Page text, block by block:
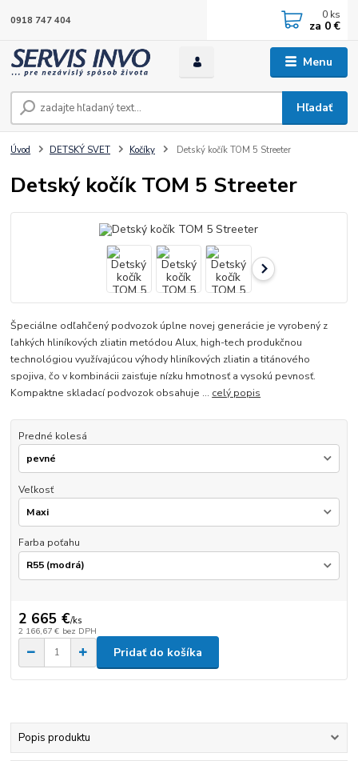
Menu
Hľadať
0918 747 404 0 ks
za 0 €
Úvod DETSKÝ SVET Kočíky Detský kočík TOM 5 Streeter
Detský kočík TOM 5 Streeter
Špeciálne odľahčený podvozok úplne novej generácie je vyrobený z
ľahkých hliníkových zliatin metódou Alux, high-tech produkčnou
technológiou využívajúcou výhody hliníkových zliatin a titánového
spojiva, čo v kombinácii zaisťuje nízku hmotnosť a vysokú pevnosť.
Kompaktne skladací podvozok obsahuje ... celý popis
Predné kolesá
Veľkosť
Farba poťahu
2 665 €/ks
2 166,67 € bez DPH
Pridať do košíka
Popis produktu